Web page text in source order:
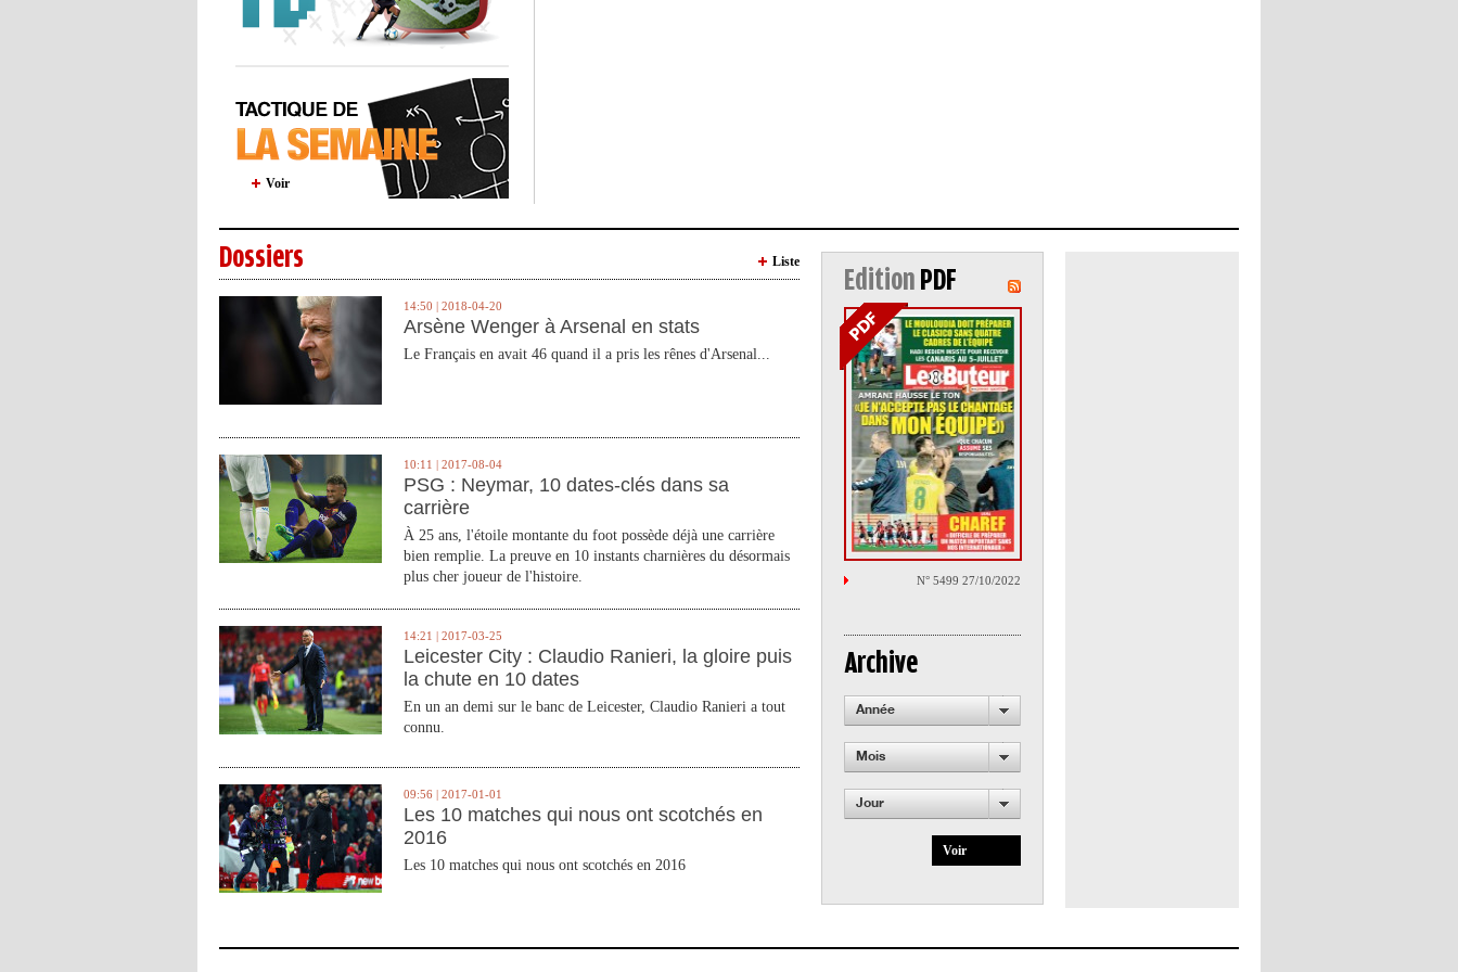
Voir
Dossiers Liste
14:50 | 2018-04-20
Arsène Wenger à Arsenal en stats
Le Français en avait 46 quand il a pris les rênes d'Arsenal...
10:11 | 2017-08-04
PSG : Neymar, 10 dates-clés dans sa
carrière
À 25 ans, l'étoile montante du foot possède déjà une carrière
bien remplie. La preuve en 10 instants charnières du désormais
plus cher joueur de l'histoire.
14:21 | 2017-03-25
Leicester City : Claudio Ranieri, la gloire puis
la chute en 10 dates
En un an demi sur le banc de Leicester, Claudio Ranieri a tout
connu.
09:56 | 2017-01-01
Les 10 matches qui nous ont scotchés en
2016
Les 10 matches qui nous ont scotchés en 2016
Edition PDF
N° 5499 27/10/2022
Archive
Année
Mois
Jour
Voir